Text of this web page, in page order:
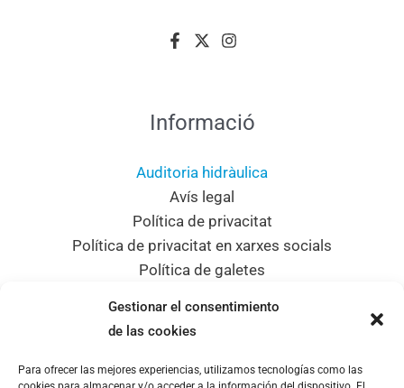
Gestionar el consentimiento
de las cookies
Para ofrecer las mejores experiencias, utilizamos tecnologías como las
Informació
Auditoria hidràulica
Avís legal
Política de privacitat
Política de privacitat en xarxes socials
Política de galetes
Dades de contacte
Adreça